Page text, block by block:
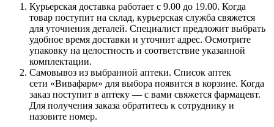
Курьерская доставка работает с 9.00 до 19.00. Когда
товар поступит на склад, курьерская служба свяжется
для уточнения деталей. Специалист предложит выбрать
удобное время доставки и уточнит адрес. Осмотрите
упаковку на целостность и соответствие указанной
комплектации.
Самовывоз из выбранной аптеки. Список аптек
сети «Вивафарм» для выбора появится в корзине. Когда
заказ поступит в аптеку — с вами свяжется фармацевт.
Для получения заказа обратитесь к сотруднику и
назовите номер.